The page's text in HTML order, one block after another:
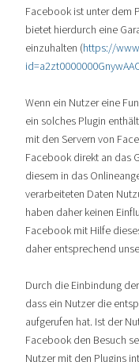
Facebook ist unter dem
bietet hierdurch eine
einzuhalten (https://
Wenn ein Nutzer eine
ein solches Plugin
mit den Servern von
Facebook direkt an das
diesem in das
verarbeiteten Daten
haben daher keinen
Facebook mit Hilfe
daher entsprechend
Durch die Einbindung
dass ein Nutzer die
aufgerufen hat. Ist der
Facebook den Besuch
Nutzer mit den Plugins